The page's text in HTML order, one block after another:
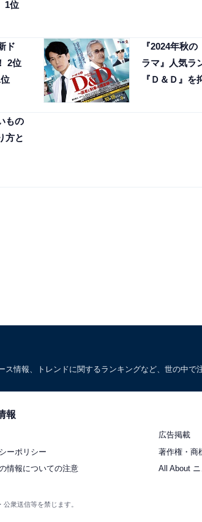
1位
ド
2位
『2024年秋
ラマ』人気ラ
『Ｄ＆Ｄ』を
もの
方と
情報、トレンドに関するランキングなど、世の中で
報
広告掲載
ーポリシー
著作権・商
情報についての注意
All About
衆送信等を禁じます。